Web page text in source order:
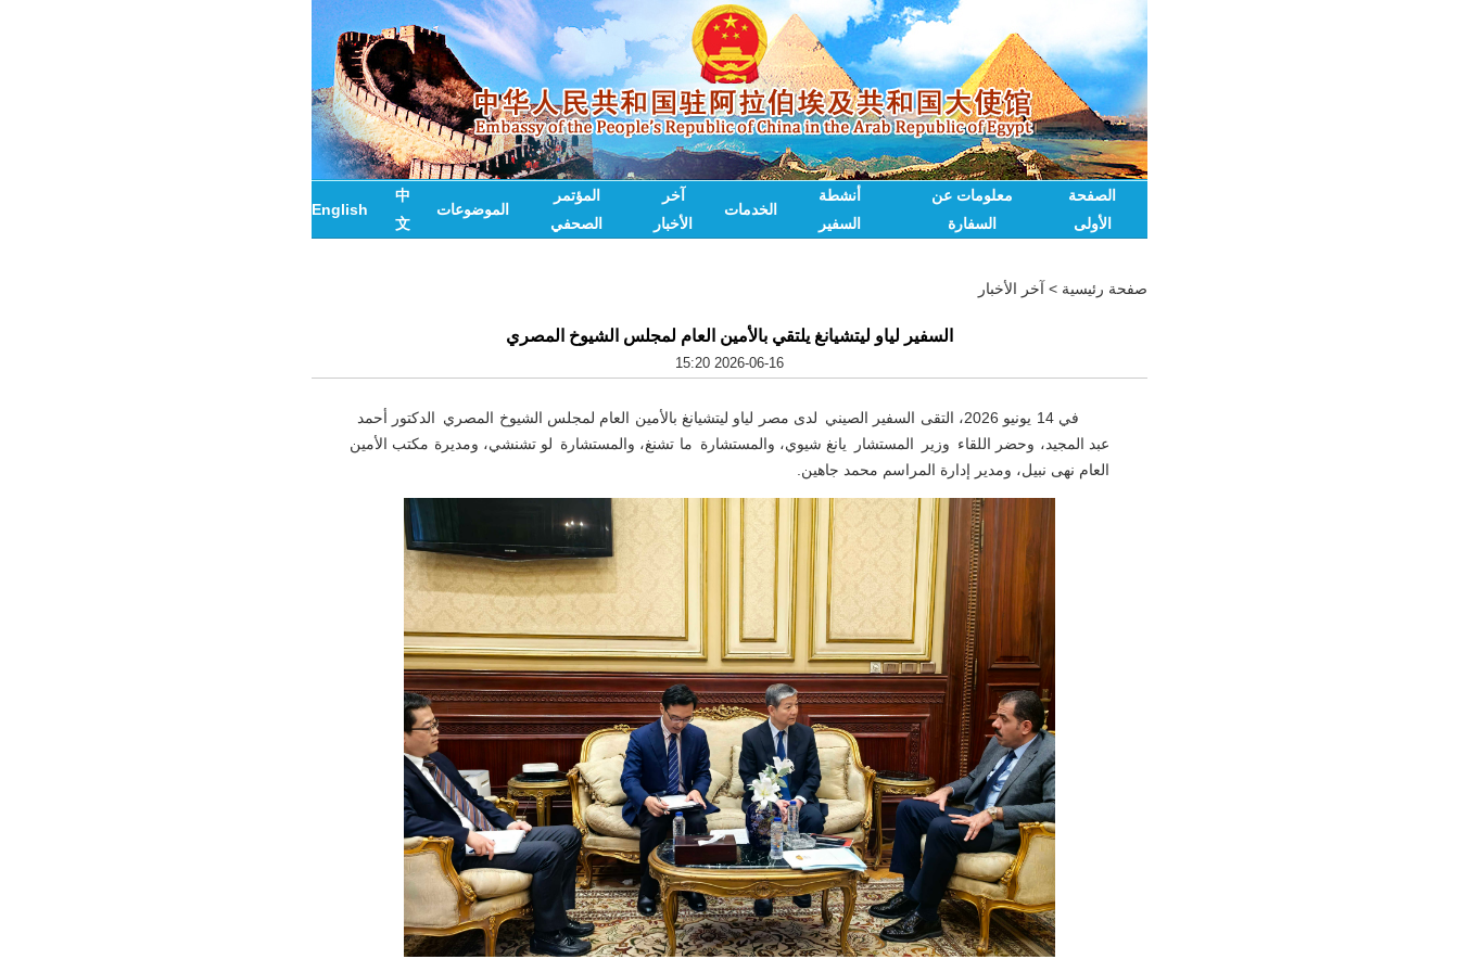
الصفحة
الأولى
معلومات عن
السفارة
أنشطة
السفير
الخدمات
آخر
الأخبار
المؤتمر
الصحفي
الموضوعات
中
文
English
صفحة رئيسية > آخر الأخبار
السفير لياو ليتشيانغ يلتقي بالأمين العام لمجلس الشيوخ المصري
2026-06-16 15:20
في 14 يونيو 2026، التقى السفير الصيني لدى مصر لياو ليتشيانغ بالأمين العام لمجلس الشيوخ المصري الدكتور أحمد
عبد المجيد، وحضر اللقاء وزير المستشار يانغ شيوي، والمستشارة ما تشنغ، والمستشارة لو تشنشي، ومديرة مكتب الأمين
العام نهى نبيل، ومدير إدارة المراسم محمد جاهين.